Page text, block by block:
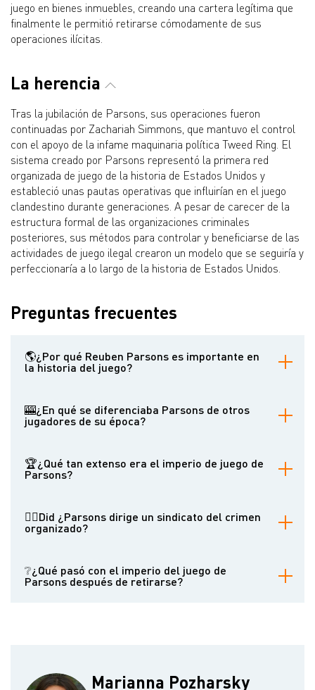
juego en bienes inmuebles, creando una cartera legítima que
finalmente le permitió retirarse cómodamente de sus
operaciones ilícitas.
La herencia
Tras la jubilación de Parsons, sus operaciones fueron
continuadas por Zachariah Simmons, que mantuvo el control
con el apoyo de la infame maquinaria política Tweed Ring. El
sistema creado por Parsons representó la primera red
organizada de juego de la historia de Estados Unidos y
estableció unas pautas operativas que influirían en el juego
clandestino durante generaciones. A pesar de carecer de la
estructura formal de las organizaciones criminales
posteriores, sus métodos para controlar y beneficiarse de las
actividades de juego ilegal crearon un modelo que se seguiría y
perfeccionaría a lo largo de la historia de Estados Unidos.
Preguntas frecuentes
🌎¿Por qué Reuben Parsons es importante en
la historia del juego?
consideran la primera gran organización de juego de Estados
Unidos. Su modelo de negocio para las operaciones de juego
ilegal creó un modelo que influiría en el juego clandestino durante
🎰¿En qué se diferenciaba Parsons de otros
jugadores de su época?
con sencillez, mantenía una actitud discreta y se negaba a apostar
personalmente tras su pérdida inicial. Enfocaba el juego como una
🏆¿Qué tan extenso era el imperio de juego de
Parsons?
aproximadamente 350 salones de juego en todo Manhattan y
empleaban una red de espías e informadores para mantener sus
operaciones.
👮‍♂️Did ¿Parsons dirige un sindicato del crimen
organizado?
organización delictiva del juego estadounidense, carecía de la
estructura centralizada y corporativa de los sindicatos del crimen
posteriores. La mayoría de los operadores de su red
❔¿Qué pasó con el imperio del juego de
Parsons después de retirarse?
Marianna Pozharsky